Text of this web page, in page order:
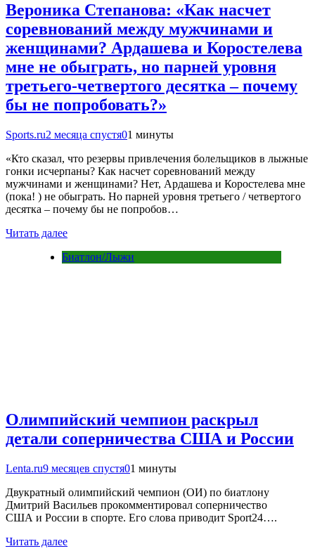
Вероника Степанова: «Как насчет
соревнований между мужчинами и
женщинами? Ардашева и Коростелева
мне не обыграть, но парней уровня
третьего-четвертого десятка – почему
бы не попробовать?»
Sports.ru2 месяца спустя01 минуты
«Кто сказал, что резервы привлечения болельщиков в лыжные
гонки исчерпаны? Как насчет соревнований между
мужчинами и женщинами? Нет, Ардашева и Коростелева мне
(пока! ) не обыграть. Но парней уровня третьего / четвертого
десятка – почему бы не попробов…
Читать далее
Биатлон/Лыжи
Олимпийский чемпион раскрыл
детали соперничества США и России
Lenta.ru9 месяцев спустя01 минуты
Двукратный олимпийский чемпион (ОИ) по биатлону
Дмитрий Васильев прокомментировал соперничество
США и России в спорте. Его слова приводит Sport24….
Читать далее